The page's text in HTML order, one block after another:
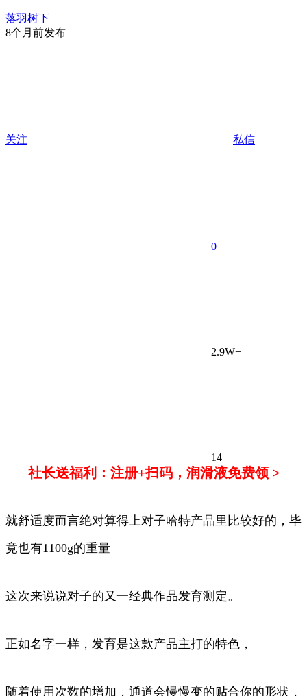
落羽树下
8个月前发布
关注 私信
0
2.9W+
14
社长送福利：注册+扫码，润滑液免费领 >
就舒适度而言绝对算得上对子哈特产品里比较好的，毕
竟也有1100g的重量
这次来说说对子的又一经典作品发育测定。
正如名字一样，发育是这款产品主打的特色，
随着使用次数的增加，通道会慢慢变的贴合你的形状，